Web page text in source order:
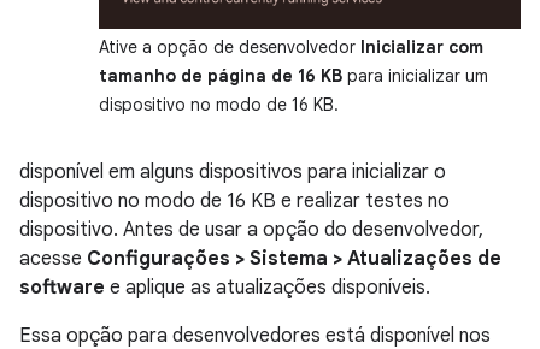
Ative a opção de desenvolvedor Inicializar com
tamanho de página de 16 KB para inicializar um
dispositivo no modo de 16 KB.
disponível em alguns dispositivos para inicializar o
dispositivo no modo de 16 KB e realizar testes no
dispositivo. Antes de usar a opção do desenvolvedor,
acesse Configurações > Sistema > Atualizações de
software e aplique as atualizações disponíveis.
Essa opção para desenvolvedores está disponível nos